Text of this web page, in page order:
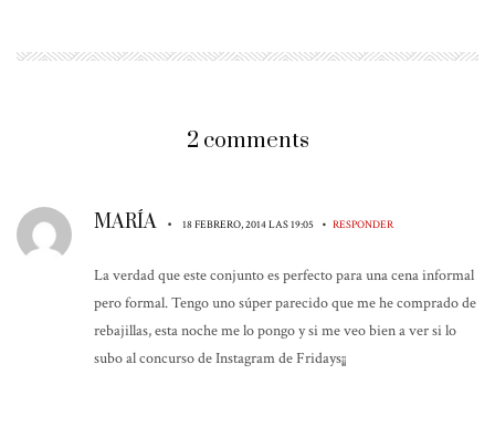
2 comments
MARÍA • 18 FEBRERO, 2014 LAS 19:05 • RESPONDER
La verdad que este conjunto es perfecto para una cena informal
pero formal. Tengo uno súper parecido que me he comprado de
rebajillas, esta noche me lo pongo y si me veo bien a ver si lo
subo al concurso de Instagram de Fridays¡¡